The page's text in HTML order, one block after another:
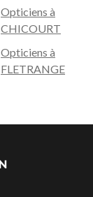
Opticiens à
CHICOURT
Opticiens à
FLETRANGE